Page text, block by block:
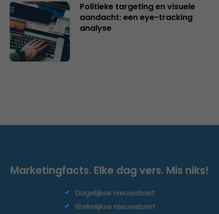
Politieke targeting en visuele
aandacht: een eye-tracking
analyse
Marketingfacts. Elke dag vers. Mis niks!
Dagelijkse nieuwsbrief
Wekelijkse nieuwsbrief